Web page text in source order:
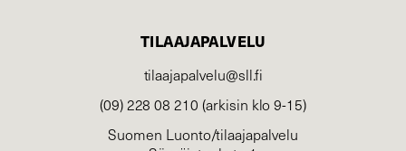
TILAAJAPALVELU
tilaajapalvelu@sll.fi
(09) 228 08 210 (arkisin klo 9-15)
Suomen Luonto/tilaajapalvelu